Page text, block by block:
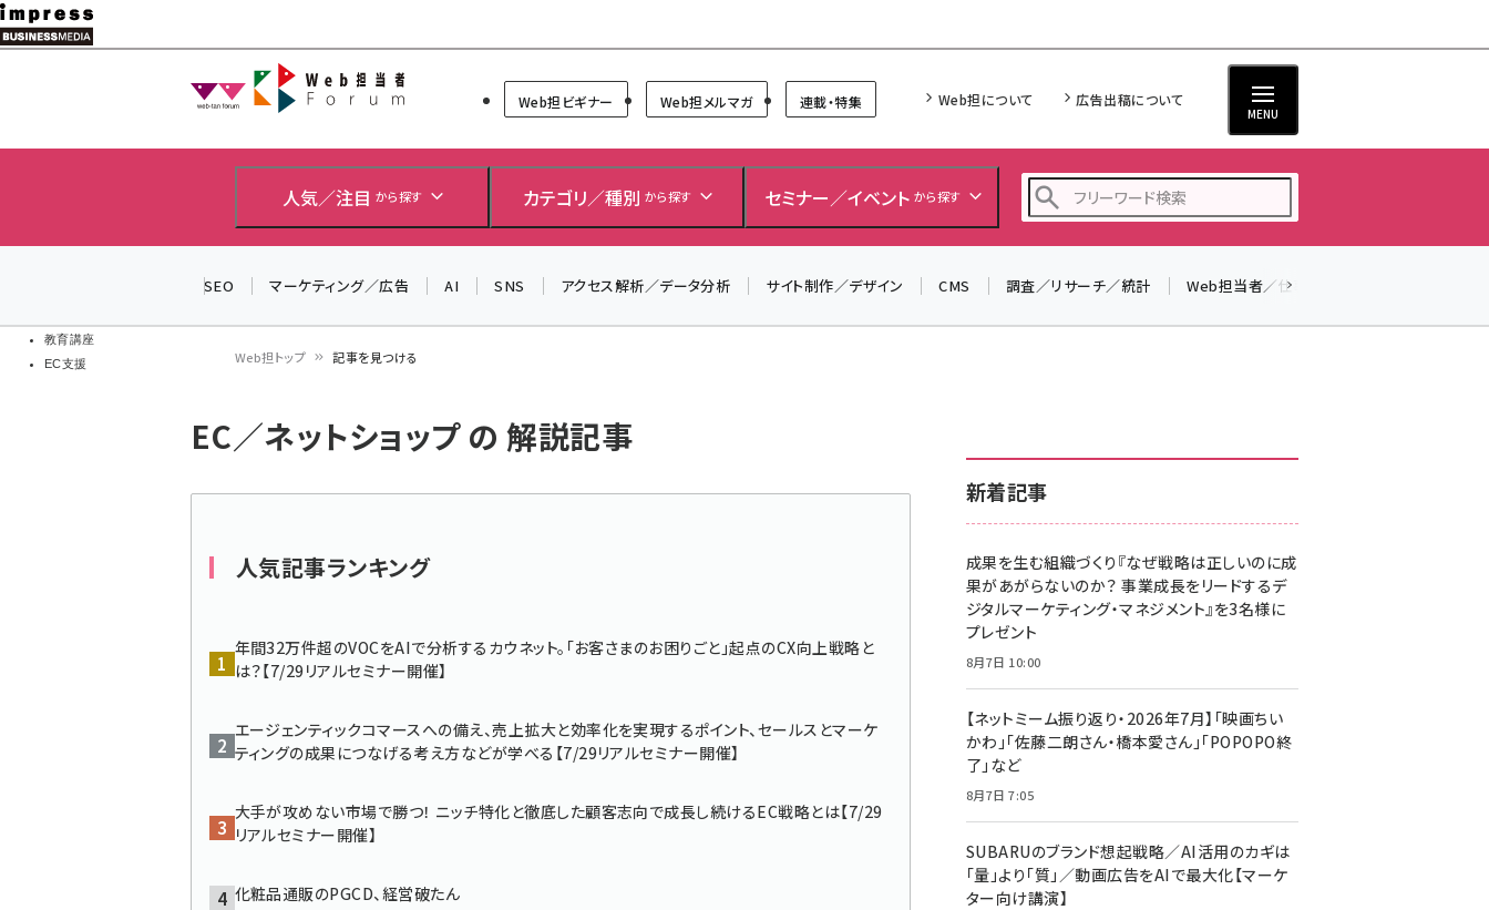
メ
イ
教育講座
EC支援
Web担当者Forum
Web担ビギナー Web担メルマガ 連載・特集 Web担について 広告出稿について
MENU
人気／注目 から探す カテゴリ／種別 から探す セミナー／イベント から探す
z世代 (1623)
meo (1277)
llmo (1166)
SEO マーケティング／広告 AI SNS アクセス解析／データ分析 サイト制作／デザイン CMS 調査／リサーチ／統計 Web担当者／仕事
ン
く
Web担トップ 記事を見つける
EC／ネットショップ の 解説記事
人気記事ランキング
年間32万件超のVOCをAIで分析するカウネット。「お客さまのお困りごと」起点のCX向上戦略と
は？【7/29リアルセミナー開催】
エージェンティックコマースへの備え、売上拡大と効率化を実現するポイント、セールスとマーケ
ティングの成果につなげる考え方などが学べる【7/29リアルセミナー開催】
大手が攻めない市場で勝つ！ ニッチ特化と徹底した顧客志向で成長し続けるEC戦略とは【7/29
リアルセミナー開催】
化粧品通販のPGCD、経営破たん
新着記事
成果を生む組織づくり『なぜ戦略は正しいのに成
果があがらないのか？ 事業成長をリードするデ
ジタルマーケティング・マネジメント』を3名様に
プレゼント
8月7日 10:00
【ネットミーム振り返り・2026年7月】「映画ちい
かわ」「佐藤二朗さん・橋本愛さん」「POPOPO終
了」など
8月7日 7:05
SUBARUのブランド想起戦略／AI活用のカギは
「量」より「質」／動画広告をAIで最大化【マーケ
ター向け講演】
＼ 8月27日開催、申し込み受付中！ ／
2026」開催！
▼申し込みはこちらから▼